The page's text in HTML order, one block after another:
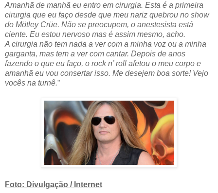
Amanhã de manhã eu entro em cirurgia. Esta é a primeira
cirurgia que eu faço desde que meu nariz quebrou no show
do Mötley Crüe. Não se preocupem, o anestesista está
ciente. Eu estou nervoso mas é assim mesmo, acho.
A cirurgia não tem nada a ver com a minha voz ou a minha
garganta, mas tem a ver com cantar. Depois de anos
fazendo o que eu faço, o rock n’ roll afetou o meu corpo e
amanhã eu vou consertar isso. Me desejem boa sorte! Vejo
vocês na turnê.”
Foto: Divulgação / Internet